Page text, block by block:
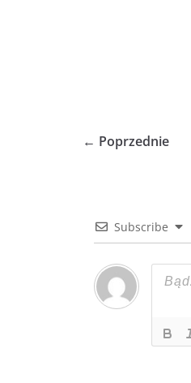
← Poprzednie
Subscribe